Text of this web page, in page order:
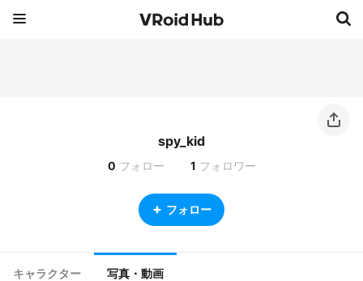
spy_kid
0 フォロー 1 フォロワー
フォロー
キャラクター 写真・動画